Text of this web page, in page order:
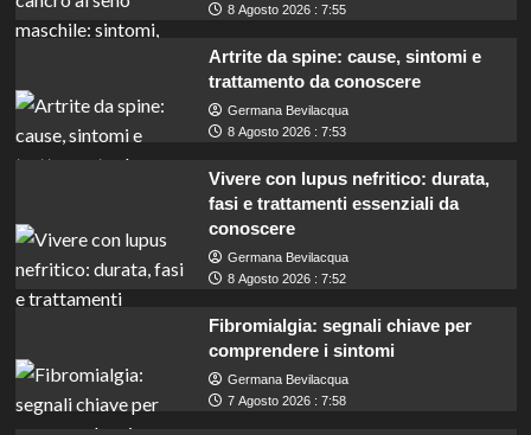
8 Agosto 2026 : 7:55
Artrite da spine: cause, sintomi e
trattamento da conoscere
Germana Bevilacqua
8 Agosto 2026 : 7:53
Vivere con lupus nefritico: durata,
fasi e trattamenti essenziali da
conoscere
Germana Bevilacqua
8 Agosto 2026 : 7:52
Fibromialgia: segnali chiave per
comprendere i sintomi
Germana Bevilacqua
7 Agosto 2026 : 7:58